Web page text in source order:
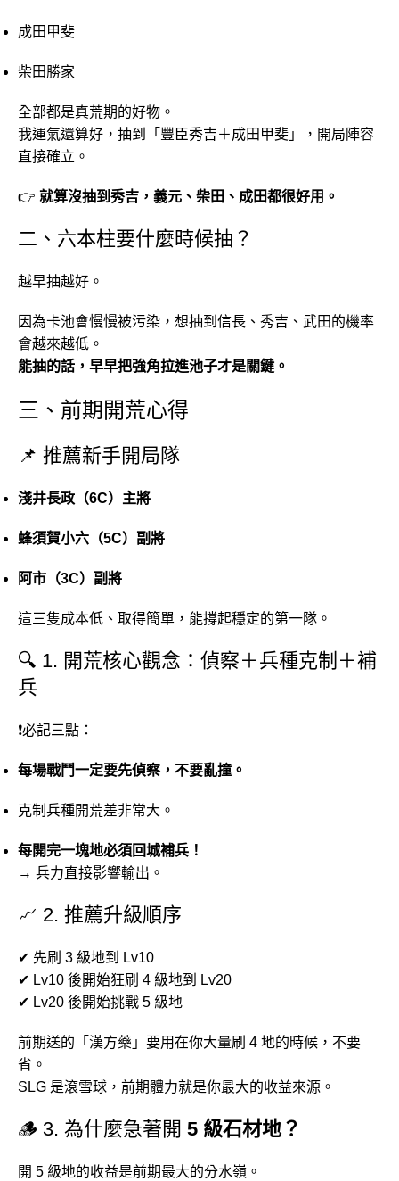
成田甲斐
柴田勝家
全部都是真荒期的好物。
我運氣還算好，抽到「豐臣秀吉＋成田甲斐」，開局陣容
直接確立。
👉 就算沒抽到秀吉，義元、柴田、成田都很好用。
二、六本柱要什麼時候抽？
越早抽越好。
因為卡池會慢慢被污染，想抽到信長、秀吉、武田的機率
會越來越低。
能抽的話，早早把強角拉進池子才是關鍵。
三、前期開荒心得
📌 推薦新手開局隊
淺井長政（6C）主將
蜂須賀小六（5C）副將
阿市（3C）副將
這三隻成本低、取得簡單，能撐起穩定的第一隊。
🔍 1. 開荒核心觀念：偵察＋兵種克制＋補
兵
❗必記三點：
每場戰鬥一定要先偵察，不要亂撞。
克制兵種開荒差非常大。
每開完一塊地必須回城補兵！
→ 兵力直接影響輸出。
📈 2. 推薦升級順序
✔ 先刷 3 級地到 Lv10
✔ Lv10 後開始狂刷 4 級地到 Lv20
✔ Lv20 後開始挑戰 5 級地
前期送的「漢方藥」要用在你大量刷 4 地的時候，不要
省。
SLG 是滾雪球，前期體力就是你最大的收益來源。
🪵 3. 為什麼急著開 5 級石材地？
開 5 級地的收益是前期最大的分水嶺。